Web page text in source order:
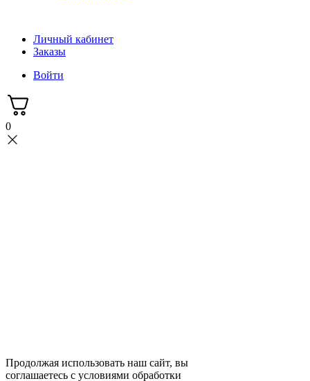
Личный кабинет
Заказы
Войти
0
Продолжая использовать наш сайт, вы
соглашаетесь с условиями обработки